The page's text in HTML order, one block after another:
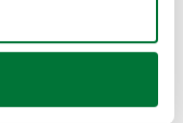
activamente
(huellas
se procesan sus